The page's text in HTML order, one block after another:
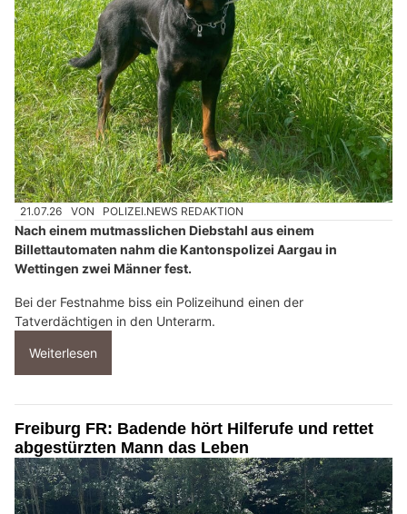
21.07.26 VON POLIZEI.NEWS REDAKTION
Nach einem mutmasslichen Diebstahl aus einem
Billettautomaten nahm die Kantonspolizei Aargau in
Wettingen zwei Männer fest.
Bei der Festnahme biss ein Polizeihund einen der
Tatverdächtigen in den Unterarm.
Weiterlesen
Freiburg FR: Badende hört Hilferufe und rettet
abgestürzten Mann das Leben